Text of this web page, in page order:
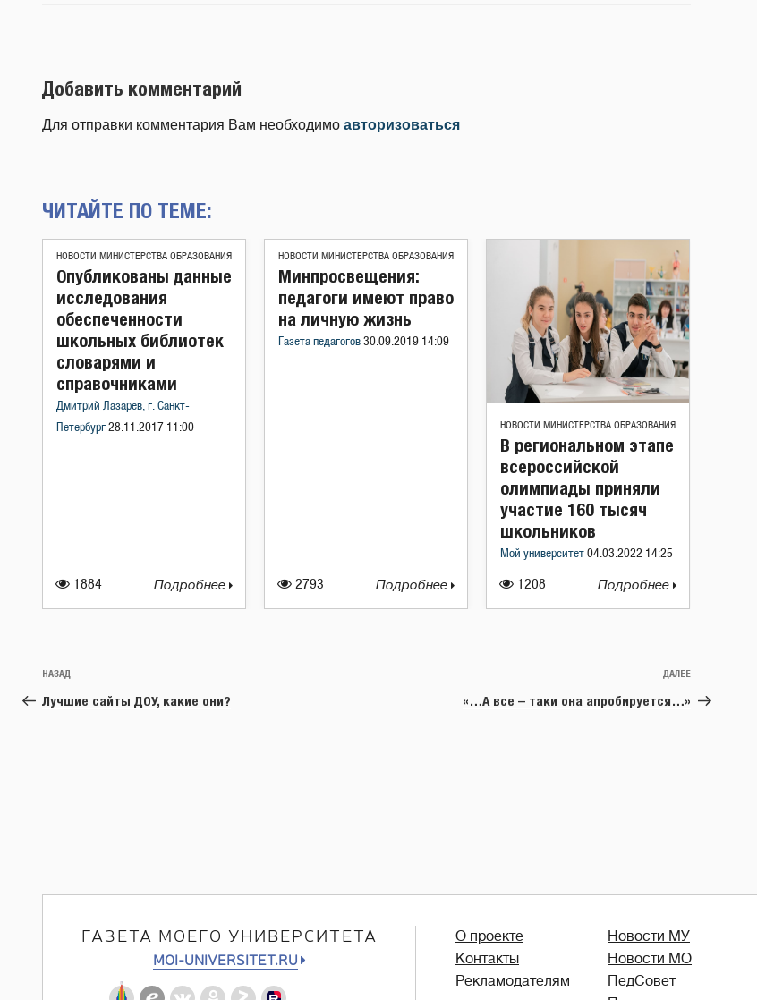
Добавить комментарий
Для отправки комментария Вам необходимо авторизоваться
ЧИТАЙТЕ ПО ТЕМЕ:
НОВОСТИ МИНИСТЕРСТВА ОБРАЗОВАНИЯ
1884
Опубликованы данные
исследования
обеспеченности
школьных библиотек
словарями и
справочниками
Дмитрий Лазарев, г. Санкт-
Петербург 28.11.2017 11:00
Подробнее
НОВОСТИ МИНИСТЕРСТВА ОБРАЗОВАНИЯ
2793
Минпросвещения:
педагоги имеют право
на личную жизнь
Газета педагогов 30.09.2019 14:09
Подробнее
НОВОСТИ МИНИСТЕРСТВА ОБРАЗОВАНИЯ
1208
В региональном этапе
всероссийской
олимпиады приняли
участие 160 тысяч
школьников
Мой университет 04.03.2022 14:25
Подробнее
Навигация
по
Предыдущая
запись:
НАЗАД
Лучшие сайты ДОУ, какие они?
Следующая
запись
ДАЛЕЕ
«…А все – таки она апробируется…»
ГАЗЕТА МОЕГО УНИВЕРСИТЕТА
MOI-UNIVERSITET.RU
О проекте
Контакты
Рекламодателям
Новости МУ
Новости МО
ПедСовет